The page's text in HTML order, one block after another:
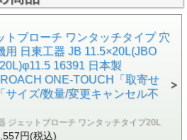
トブローチ ワンタッチタイプ 穴
用 日東工器 JB 11.5×20L(JBO
16391 日本製
ONE-TOUCH「取寄せ
サイズ/数量/変更キャンセル不
ジェットブローチ ワンタッチタイプ20L
円(税込)